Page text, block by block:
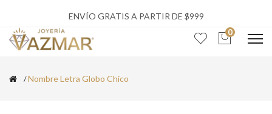
ENVÍO GRATIS A PARTIR DE $999
0
Nombre Letra Globo Chico